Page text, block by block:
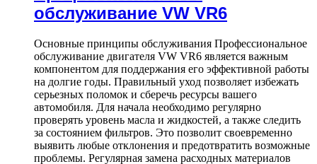
обслуживание VW VR6
Основные принципы обслуживания Профессиональное
обслуживание двигателя VW VR6 является важным
компонентом для поддержания его эффективной работы
на долгие годы. Правильный уход позволяет избежать
серьезных поломок и сберечь ресурсы вашего
автомобиля. Для начала необходимо регулярно
проверять уровень масла и жидкостей, а также следить
за состоянием фильтров. Это позволит своевременно
выявить любые отклонения и предотвратить возможные
проблемы. Регулярная замена расходных материалов